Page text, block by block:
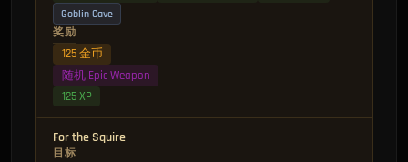
Goblin Cave
奖励
125 金币
随机 Epic Weapon
125 XP
For the Squire
目标